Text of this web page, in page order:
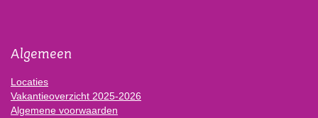
Algemeen
Locaties
Vakantieoverzicht 2025-2026
Algemene voorwaarden